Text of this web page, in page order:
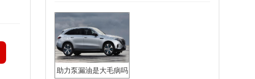
助力泵漏油是大毛病吗